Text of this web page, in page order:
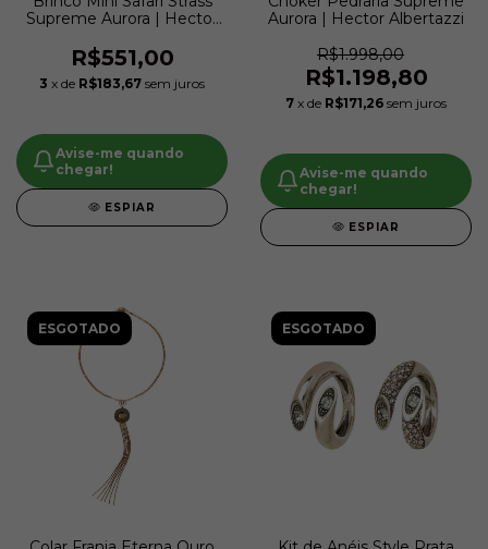
Supreme Aurora | Hector
R$551,00
3 x de R$183,67 sem juros
Avise-me quando
chegar!
ESPIAR
Aurora | Hector Albertazzi
R$1.998,00
R$1.198,80
7 x de R$171,26 sem juros
Avise-me quando
chegar!
ESPIAR
ESGOTADO ESGOTADO